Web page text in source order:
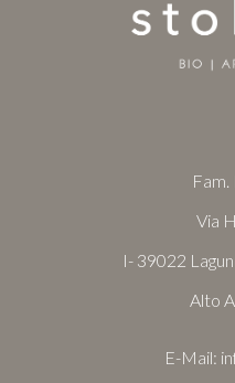
Via
I- 39022
Alto
E-Mail: